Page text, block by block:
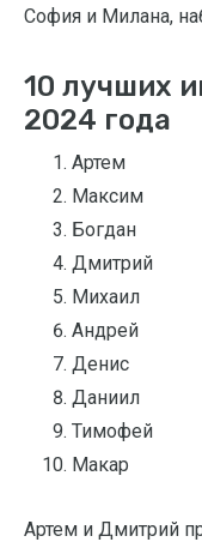
София и Милана,
10 лучших
2024 года
Артем
Максим
Богдан
Дмитрий
Михаил
Андрей
Денис
Даниил
Тимофей
Макар
Артем и Дмитрий